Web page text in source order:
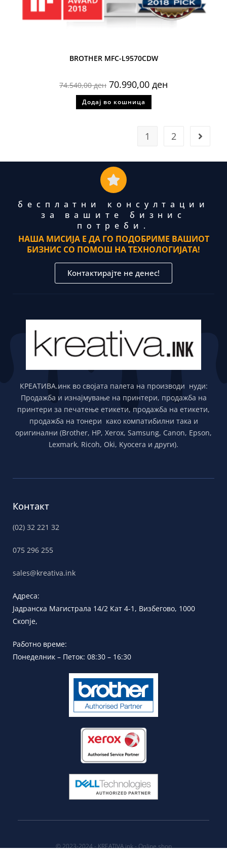
BROTHER MFC-L9570CDW
74.540,00ден 70.990,00 ден
Додај во кошница
1 2
бесплатни консултации
за вашите бизнис
потреби.
НАША МИСИЈА Е ДА ГО ПОДОБРИМЕ ВАШИОТ
БИЗНИС СО ПОМОШ НА ТЕХНОЛОГИЈАТА!
Контактирајте не денес!
КРЕАТИВА.инк во својата палета на производи нуди:
Продажба и изнајмување на принтери, продажба на
принтери за печатење етикети, продажба на етикети,
продажба на тонери како компатибилни така и
оригинални (Brother, HP, Xerox, Samsung, Canon, Epson,
Lexmark, Ricoh, Oki, Kyocera и други).
Контакт
(02) 32 221 32
075 296 255
sales@kreativa.ink
Адреса:
Јадранска Магистрала 14/2 Кат 4-1, Визбегово, 1000
Скопје,
Работно време:
Понеделник – Петок: 08:30 – 16:30
© 2023-2024 - KREATIVA.ink - Online shop